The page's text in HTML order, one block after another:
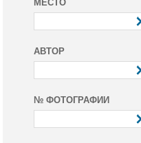
МЕСТО
АВТОР
№ ФОТОГРАФИИ